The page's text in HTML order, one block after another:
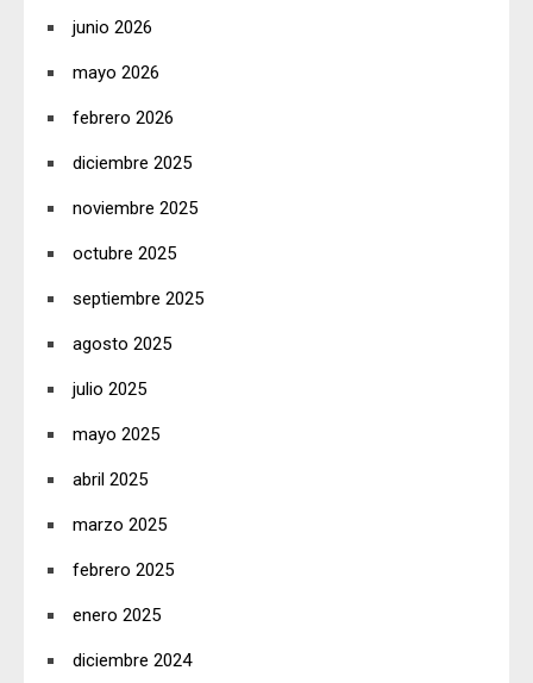
junio 2026
mayo 2026
febrero 2026
diciembre 2025
noviembre 2025
octubre 2025
septiembre 2025
agosto 2025
julio 2025
mayo 2025
abril 2025
marzo 2025
febrero 2025
enero 2025
diciembre 2024